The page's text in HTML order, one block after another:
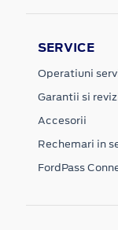
SERVICE
Operatiuni
Garantii si
Accesorii
Rechemari in
FordPass